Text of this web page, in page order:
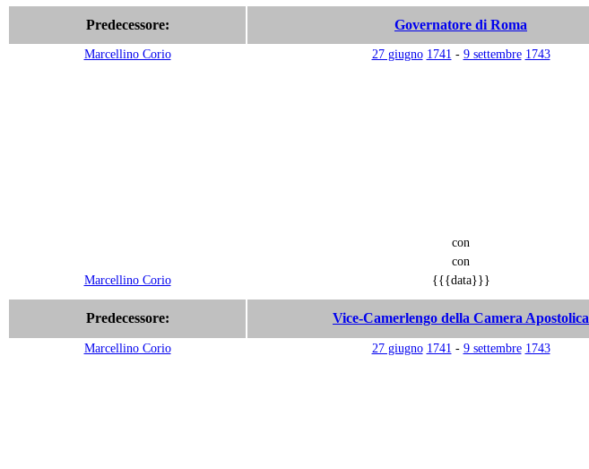
Predecessore: Governatore di Roma
Marcellino Corio 27 giugno 1741 - 9 settembre 1743
con
con
Marcellino Corio
{{{data}}}
Predecessore: Vice-Camerlengo della Camera Apostolica
Marcellino Corio 27 giugno 1741 - 9 settembre 1743